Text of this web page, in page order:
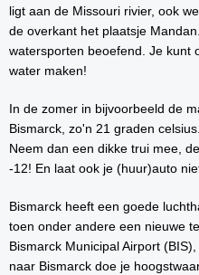
ligt aan de Missouri rivier, ook
de overkant het plaatsje
watersporten beoefend. Je kunt
water maken!
In de zomer in bijvoorbeeld de
Bismarck, zo'n 21 graden
Neem dan een dikke trui mee,
-12! En laat ook je (huur)auto
Bismarck heeft een goede
toen onder andere een nieuwe
Bismarck Municipal Airport
naar Bismarck doe je